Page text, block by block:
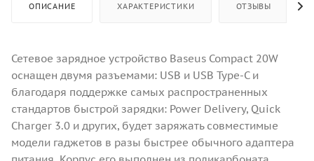
ОПИСАНИЕ ХАРАКТЕРИСТИКИ ОТЗЫВЫ
Сетевое зарядное устройство Baseus Compact 20W
оснащен двумя разъемами: USB и USB Type-C и
благодаря поддержке самых распространенных
стандартов быстрой зарядки: Power Delivery, Quick
Charger 3.0 и других, будет заряжать совместимые
модели гаджетов в разы быстрее обычного адаптера